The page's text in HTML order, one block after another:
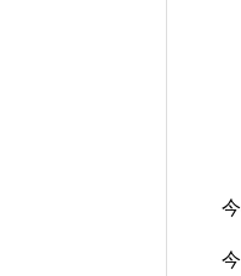
今
今